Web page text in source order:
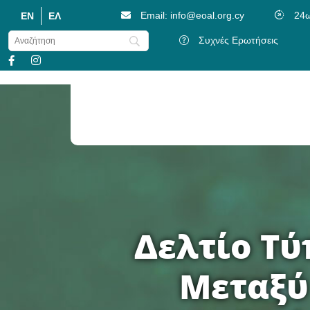
EN ΕΛ Email: info@eoal.org.cy
Συχνές Ερωτήσεις
Δελτίο